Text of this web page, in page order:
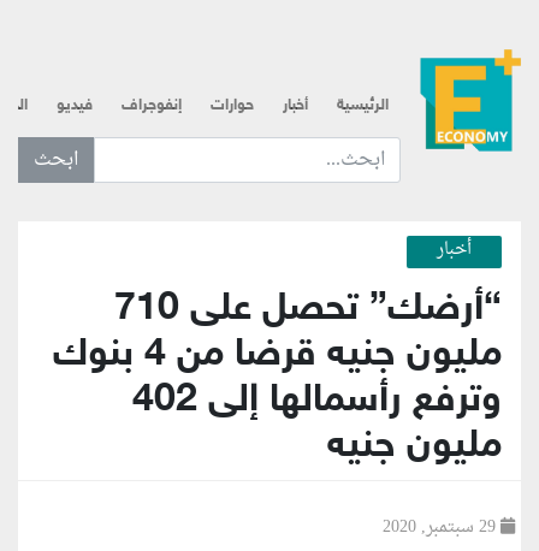
الرئيسية أخبار حوارات إنفوجراف فيديو
ابحث عن... :
أخبار
“أرضك” تحصل على 710
مليون جنيه قرضا من 4 بنوك
وترفع رأسمالها إلى 402
مليون جنيه